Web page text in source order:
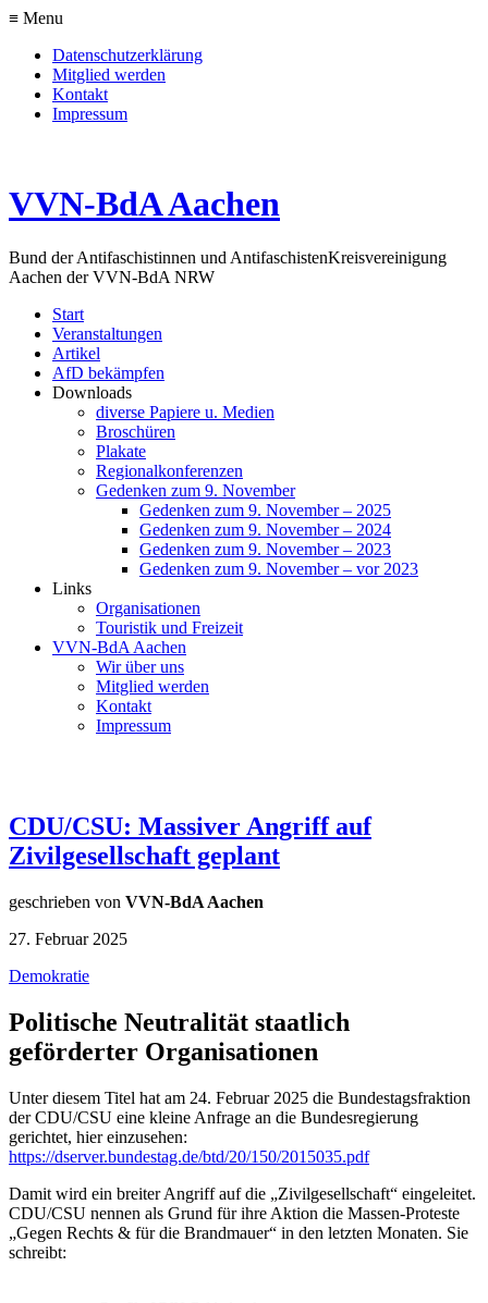
≡ Menu
Datenschutzerklärung
Mitglied werden
Kontakt
Impressum
VVN-BdA Aachen
Bund der Antifaschistinnen und AntifaschistenKreisvereinigung
Aachen der VVN-BdA NRW
Start
Veranstaltungen
Artikel
AfD bekämpfen
Downloads
diverse Papiere u. Medien
Broschüren
Plakate
Regionalkonferenzen
Gedenken zum 9. November
Gedenken zum 9. November – 2025
Gedenken zum 9. November – 2024
Gedenken zum 9. November – 2023
Gedenken zum 9. November – vor 2023
Links
Organisationen
Touristik und Freizeit
VVN-BdA Aachen
Wir über uns
Mitglied werden
Kontakt
Impressum
CDU/CSU: Massiver Angriff auf
Zivilgesellschaft geplant
geschrieben von VVN-BdA Aachen
27. Februar 2025
Demokratie
Politische Neutralität staatlich
geförderter Organisationen
Unter diesem Titel hat am 24. Februar 2025 die Bundestagsfraktion
der CDU/CSU eine kleine Anfrage an die Bundesregierung
gerichtet, hier einzusehen:
https://dserver.bundestag.de/btd/20/150/2015035.pdf
Damit wird ein breiter Angriff auf die „Zivilgesellschaft“ eingeleitet.
CDU/CSU nennen als Grund für ihre Aktion die Massen-Proteste
„Gegen Rechts & für die Brandmauer“ in den letzten Monaten. Sie
schreibt: